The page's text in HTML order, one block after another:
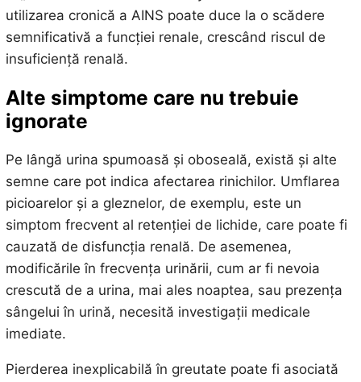
utilizarea cronică a AINS poate duce la o scădere
semnificativă a funcției renale, crescând riscul de
insuficiență renală.
Alte simptome care nu trebuie
ignorate
Pe lângă urina spumoasă și oboseală, există și alte
semne care pot indica afectarea rinichilor. Umflarea
picioarelor și a gleznelor, de exemplu, este un
simptom frecvent al retenției de lichide, care poate fi
cauzată de disfuncția renală. De asemenea,
modificările în frecvența urinării, cum ar fi nevoia
crescută de a urina, mai ales noaptea, sau prezența
sângelui în urină, necesită investigații medicale
imediate.
Pierderea inexplicabilă în greutate poate fi asociată